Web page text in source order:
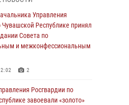
вневедомственной
задержали более 200
в совершении
08:20
российских
в Первой мировой войне
Управления
Чувашской Республике принял
Совета по
и межконфессиональным
2
Росгвардии по
завоевали «золото»